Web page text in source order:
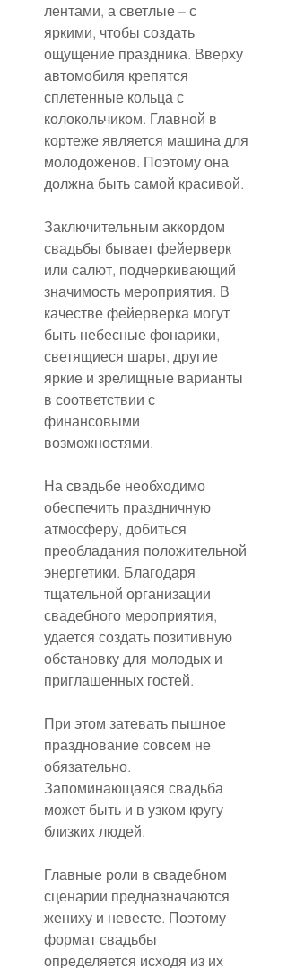
лентами, а светлые – с
яркими, чтобы создать
ощущение праздника. Вверху
автомобиля крепятся
сплетенные кольца с
колокольчиком. Главной в
кортеже является машина для
молодоженов. Поэтому она
должна быть самой красивой.
Заключительным аккордом
свадьбы бывает фейерверк
или салют, подчеркивающий
значимость мероприятия. В
качестве фейерверка могут
быть небесные фонарики,
светящиеся шары, другие
яркие и зрелищные варианты
в соответствии с
финансовыми
возможностями.
На свадьбе необходимо
обеспечить праздничную
атмосферу, добиться
преобладания положительной
энергетики. Благодаря
тщательной организации
свадебного мероприятия,
удается создать позитивную
обстановку для молодых и
приглашенных гостей.
При этом затевать пышное
празднование совсем не
обязательно.
Запоминающаяся свадьба
может быть и в узком кругу
близких людей.
Главные роли в свадебном
сценарии предназначаются
жениху и невесте. Поэтому
формат свадьбы
определяется исходя из их